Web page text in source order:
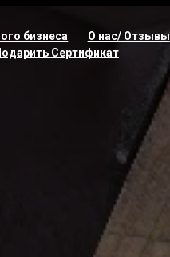
бизнеса О нас/ Отзывы
Сертификат